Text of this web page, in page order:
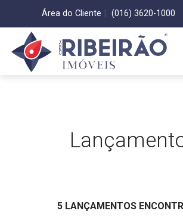
Área do Cliente (016) 3620-1000
5 LANÇAMENTOS